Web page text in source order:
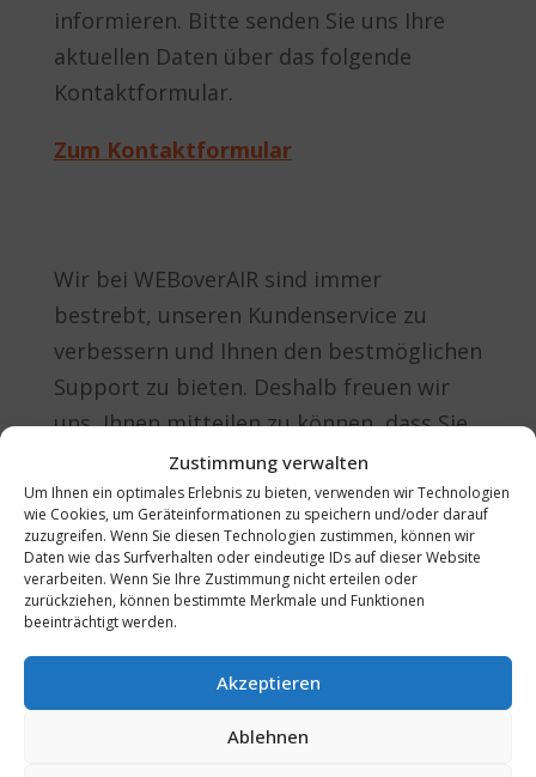
Zustimmung verwalten
Um Ihnen ein optimales Erlebnis zu bieten, verwenden wir Technologien
wie Cookies, um Geräteinformationen zu speichern und/oder darauf
zuzugreifen. Wenn Sie diesen Technologien zustimmen, können wir
Daten wie das Surfverhalten oder eindeutige IDs auf dieser Website
verarbeiten. Wenn Sie Ihre Zustimmung nicht erteilen oder
zurückziehen, können bestimmte Merkmale und Funktionen
beeinträchtigt werden.
Akzeptieren
Ablehnen
informieren. Bitte senden Sie uns Ihre
aktuellen Daten über das folgende
Kontaktformular.
Zum Kontaktformular
Wir bei WEBoverAIR sind immer
bestrebt, unseren Kundenservice zu
verbessern und Ihnen den bestmöglichen
Support zu bieten. Deshalb freuen wir
uns, Ihnen mitteilen zu können, dass Sie
uns jetzt auch über WhatsApp unter der
Nummer 035121249110 erreichen
können. Senden Sie uns gerne Videos
oder Bilder für eine noch schnellere und
effizientere Kommunikation. Ihre
Zufriedenheit ist unser Ziel!
Fragen ?